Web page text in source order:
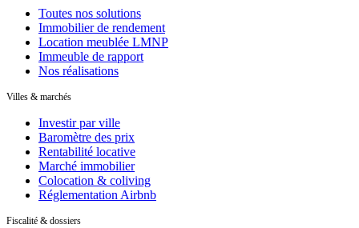
Toutes nos solutions
Immobilier de rendement
Location meublée LMNP
Immeuble de rapport
Nos réalisations
Villes & marchés
Investir par ville
Baromètre des prix
Rentabilité locative
Marché immobilier
Colocation & coliving
Réglementation Airbnb
Fiscalité & dossiers